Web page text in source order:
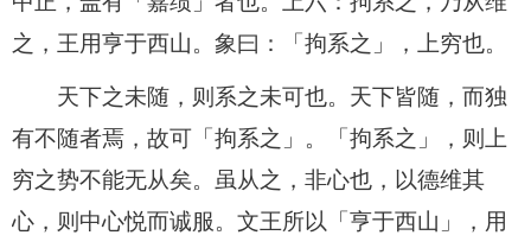
之，王用亨于西山。象曰：「拘系之」，上穷也。
天下之未随，则系之未可也。天下皆随，而独
有不随者焉，故可「拘系之」。「拘系之」，则上
穷之势不能无从矣。虽从之，非心也，以德维其
心，则中心悦而诚服。文王所以「亨于西山」，用